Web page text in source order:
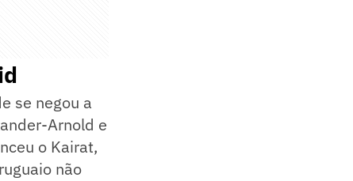
se negou a
Arnold e
o Kairat,
não